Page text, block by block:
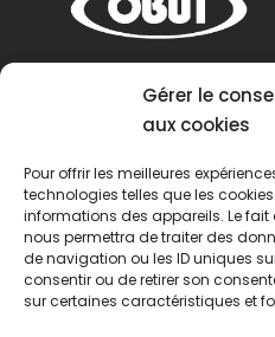
Gérer le
aux cookies
Pour offrir les meilleures
technologies telles que les
informations des appareils. Le
nous permettra de traiter des
de navigation ou les ID uniques
consentir ou de retirer son
sur certaines caractéristiques et